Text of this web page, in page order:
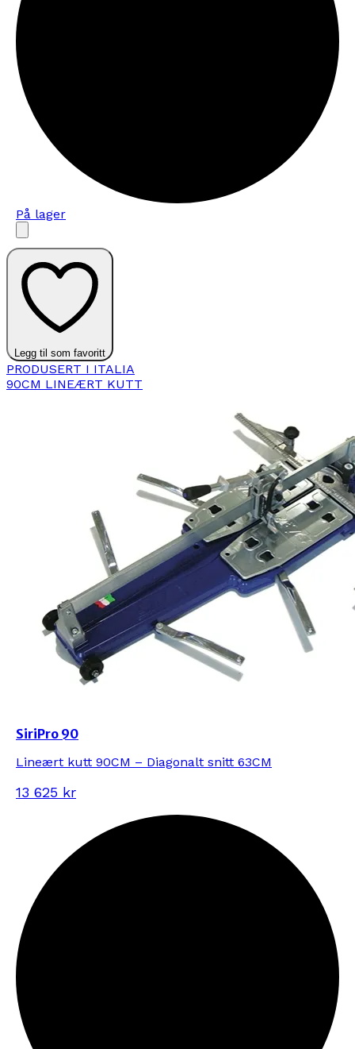
På lager
Legg til som favoritt
PRODUSERT I ITALIA
90CM LINEÆRT KUTT
SiriPro 90
Lineært kutt 90CM – Diagonalt snitt 63CM
13 625 kr